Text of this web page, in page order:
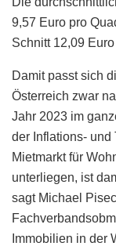
9,57 Euro pro
Schnitt 12,09
Damit passt sich
Österreich zwar
Jahr 2023 im
der Inflations- und
Mietmarkt für
unterliegen, ist
sagt Michael
Immobilien in der